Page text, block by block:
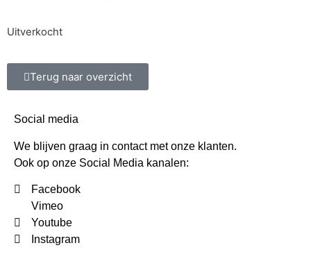
Uitverkocht
Terug naar overzicht
Social media
We blijven graag in contact met onze klanten.
Ook op onze Social Media kanalen:
Facebook
Vimeo
Youtube
Instagram